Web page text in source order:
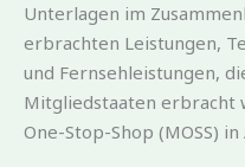
Unterlagen im
erbrachten Leistungen,
und Fernsehleistungen,
Mitgliedstaaten erbracht
One-Stop-Shop (MOSS)